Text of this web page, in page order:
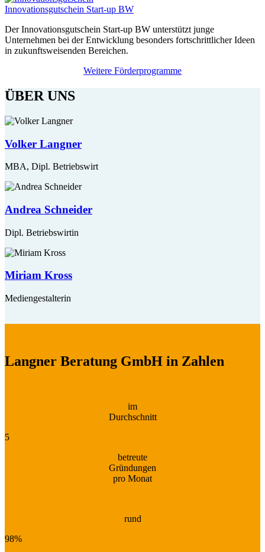
Innovationsgutschein Start-up BW
Der Innovationsgutschein Start-up BW unterstützt junge
Unternehmen bei der Entwicklung besonders fortschrittlicher Ideen
in zukunftsweisenden Bereichen.
Weitere Förderprogramme
ÜBER UNS
Volker Langner
MBA, Dipl. Betriebswirt
Andrea Schneider
Dipl. Betriebswirtin
Miriam Kross
Mediengestalterin
Langner Beratung GmbH in Zahlen
im
Durchschnitt
5
betreute
Gründungen
pro Monat
rund
98%